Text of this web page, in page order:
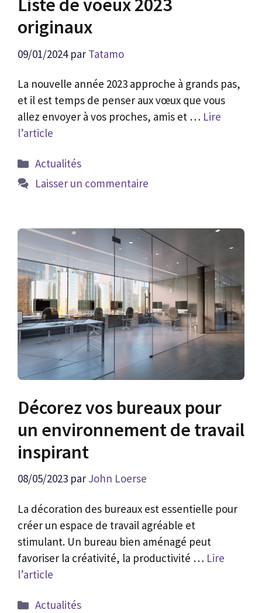
Liste de voeux 2023
originaux
09/01/2024 par Tatamo
La nouvelle année 2023 approche à grands pas,
et il est temps de penser aux vœux que vous
allez envoyer à vos proches, amis et … Lire
l’article
Catégories
Actualités
Laisser un commentaire
Décorez vos bureaux pour
un environnement de travail
inspirant
08/05/2023 par John Loerse
La décoration des bureaux est essentielle pour
créer un espace de travail agréable et
stimulant. Un bureau bien aménagé peut
favoriser la créativité, la productivité … Lire
l’article
Catégories
Actualités